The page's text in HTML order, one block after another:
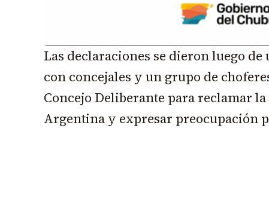
Las declaraciones se dieron luego
con concejales y un grupo de
Concejo Deliberante para reclamar
Argentina y expresar preocupación